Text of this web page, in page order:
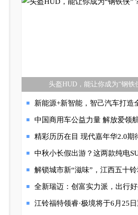
头盔HUD，能让你成为“钢铁
新能源+新智能，智己汽车打造
中国商用车公益力量 解放爱领
精彩历历在目 现代嘉年华2.0期
中秋小长假出游？这两款纯电SUV谁
解锁城市新“滋味”，江西五十铃城市轻旅驾
全新瑞迈：创富实力派，出行
江铃福特领睿·极境将于6月25日重庆车展官宣上市，6